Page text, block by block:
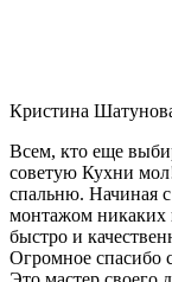
Кристина
Всем, кто еще
советую Кухни
спальню. Начиная с
монтажом никаких
быстро и
Огромное спасибо